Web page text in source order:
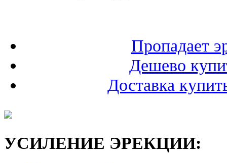
Пропадает
Дешево
Доставка
УСИЛЕНИЕ ЭРЕКЦИИ: